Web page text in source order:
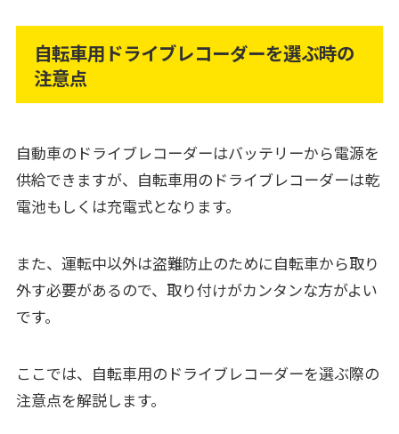
自転車用ドライブレコーダーを選ぶ時の
注意点
自動車のドライブレコーダーはバッテリーから電源を
供給できますが、自転車用のドライブレコーダーは乾
電池もしくは充電式となります。
また、運転中以外は盗難防止のために自転車から取り
外す必要があるので、取り付けがカンタンな方がよい
です。
ここでは、自転車用のドライブレコーダーを選ぶ際の
注意点を解説します。